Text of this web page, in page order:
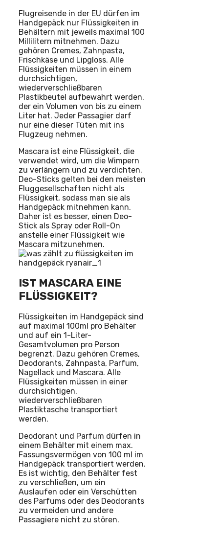
Flugreisende in der EU dürfen im
Handgepäck nur Flüssigkeiten in
Behältern mit jeweils maximal 100
Millilitern mitnehmen. Dazu
gehören Cremes, Zahnpasta,
Frischkäse und Lipgloss. Alle
Flüssigkeiten müssen in einem
durchsichtigen,
wiederverschließbaren
Plastikbeutel aufbewahrt werden,
der ein Volumen von bis zu einem
Liter hat. Jeder Passagier darf
nur eine dieser Tüten mit ins
Flugzeug nehmen.
Mascara ist eine Flüssigkeit, die
verwendet wird, um die Wimpern
zu verlängern und zu verdichten.
Deo-Sticks gelten bei den meisten
Fluggesellschaften nicht als
Flüssigkeit, sodass man sie als
Handgepäck mitnehmen kann.
Daher ist es besser, einen Deo-
Stick als Spray oder Roll-On
anstelle einer Flüssigkeit wie
Mascara mitzunehmen.
IST MASCARA EINE
FLÜSSIGKEIT?
Flüssigkeiten im Handgepäck sind
auf maximal 100ml pro Behälter
und auf ein 1-Liter-
Gesamtvolumen pro Person
begrenzt. Dazu gehören Cremes,
Deodorants, Zahnpasta, Parfum,
Nagellack und Mascara. Alle
Flüssigkeiten müssen in einer
durchsichtigen,
wiederverschließbaren
Plastiktasche transportiert
werden.
Deodorant und Parfum dürfen in
einem Behälter mit einem max.
Fassungsvermögen von 100 ml im
Handgepäck transportiert werden.
Es ist wichtig, den Behälter fest
zu verschließen, um ein
Auslaufen oder ein Verschütten
des Parfums oder des Deodorants
zu vermeiden und andere
Passagiere nicht zu stören.